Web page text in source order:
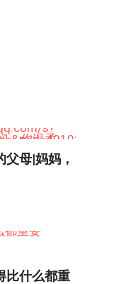
母|妈妈，
比什么都重